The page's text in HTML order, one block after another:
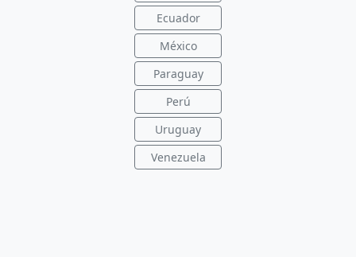
Ecuador
México
Paraguay
Perú
Uruguay
Venezuela